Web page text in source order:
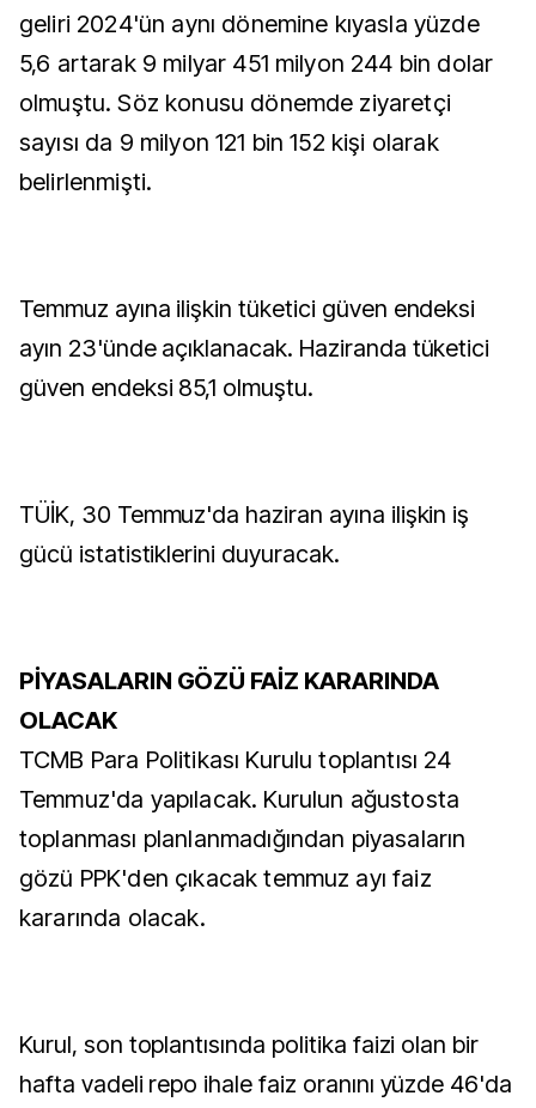
geliri 2024'ün aynı dönemine kıyasla yüzde
5,6 artarak 9 milyar 451 milyon 244 bin dolar
olmuştu. Söz konusu dönemde ziyaretçi
sayısı da 9 milyon 121 bin 152 kişi olarak
belirlenmişti.
Temmuz ayına ilişkin tüketici güven endeksi
ayın 23'ünde açıklanacak. Haziranda tüketici
güven endeksi 85,1 olmuştu.
TÜİK, 30 Temmuz'da haziran ayına ilişkin iş
gücü istatistiklerini duyuracak.
PİYASALARIN GÖZÜ FAİZ KARARINDA
OLACAK
TCMB Para Politikası Kurulu toplantısı 24
Temmuz'da yapılacak. Kurulun ağustosta
toplanması planlanmadığından piyasaların
gözü PPK'den çıkacak temmuz ayı faiz
kararında olacak.
Kurul, son toplantısında politika faizi olan bir
hafta vadeli repo ihale faiz oranını yüzde 46'da